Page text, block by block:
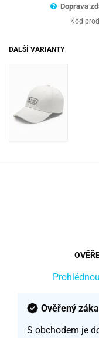
Doprava
Kód
DALŠÍ VARIANTY
Ověřený
S obchodem je